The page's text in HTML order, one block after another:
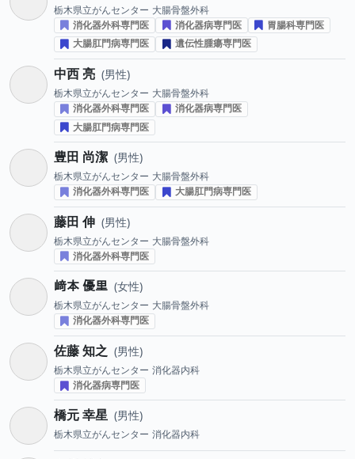
栃木県立がんセンター 大腸骨盤外科
消化器外科専門医
消化器病専門医
胃腸科専門医
大腸肛門病専門医
遺伝性腫瘍専門医
中西 亮 男性
栃木県立がんセンター 大腸骨盤外科
消化器外科専門医
消化器病専門医
大腸肛門病専門医
豊田 尚潔 男性
栃木県立がんセンター 大腸骨盤外科
消化器外科専門医
大腸肛門病専門医
藤田 伸 男性
栃木県立がんセンター 大腸骨盤外科
消化器外科専門医
﨑本 優里 女性
栃木県立がんセンター 大腸骨盤外科
消化器外科専門医
佐藤 知之 男性
栃木県立がんセンター 消化器内科
消化器病専門医
橋元 幸星 男性
栃木県立がんセンター 消化器内科